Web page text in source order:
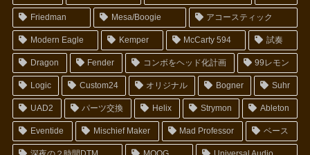
Friedman Mesa/Boogie アコースティック
Modern Eagle Kemper McCarty 594 試奏
Dragon Fender コンボをヘッド化計画 99レモン
Logic Custom24 オリジナル Bogner Suhr
UAD2 パーツ交換 Helix Strymon Ableton
Eventide Mischief Maker Mad Professor ベース